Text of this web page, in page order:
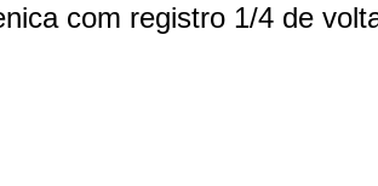
com registro 1/4 de